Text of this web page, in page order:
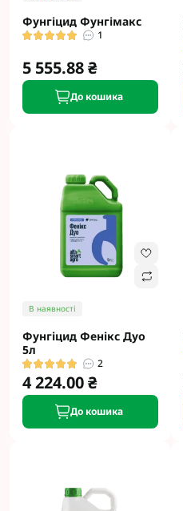
Фунгіцид Фунгімакс
1
5 555.88 ₴
До кошика
В наявності
Фунгіцид Фенікс Дуо
5л
2
4 224.00 ₴
До кошика